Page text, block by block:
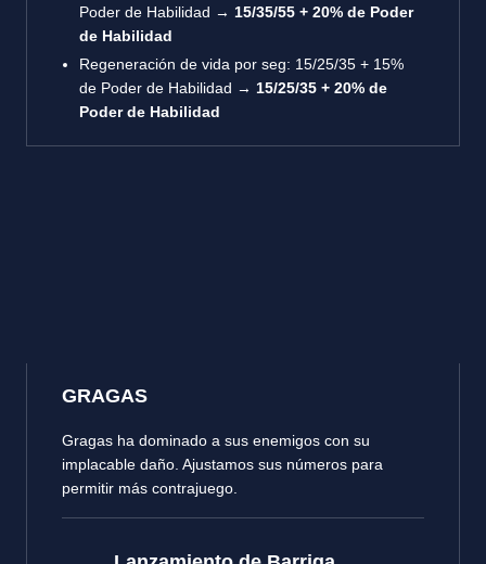
Poder de Habilidad → 15/35/55 + 20% de Poder
de Habilidad
Regeneración de vida por seg: 15/25/35 + 15%
de Poder de Habilidad → 15/25/35 + 20% de
Poder de Habilidad
GRAGAS
Gragas ha dominado a sus enemigos con su
implacable daño. Ajustamos sus números para
permitir más contrajuego.